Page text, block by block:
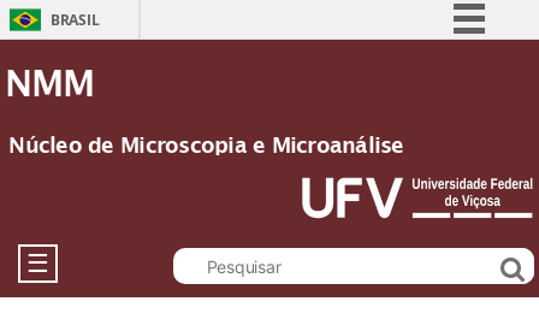
BRASIL
Participe
Acesso à informação
Legislação
Canais
NMM
Núcleo de Microscopia e Microanálise
☰